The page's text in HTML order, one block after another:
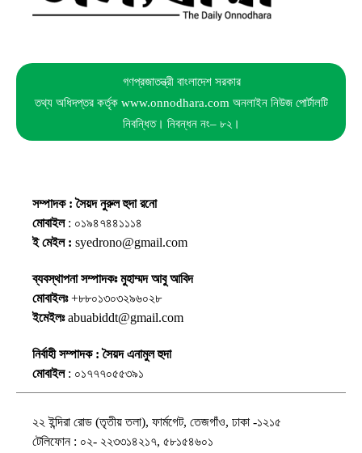
গণপ্রজাতন্ত্রী বাংলাদেশ সরকার
তথ্য অধিদপ্তর কর্তৃক www.onnodhara.com অনলাইন নিউজ পোর্টালটি
নিবন্ধিত। নিবন্ধন নং– ৮২।
সম্পাদক : সৈয়দ নুরুল হুদা রনো
মোবাইল: ০১৯৪৭৪৪১১১৪
ই মেইল : syedrono@gmail.com
ব্যবস্থাপনা সম্পাদকঃ মুহাম্মদ আবু আবিদ
মোবাইলঃ+৮৮০১৩০৩২৯৬০২৮
ইমেইলঃabuabiddt@gmail.com
নির্বাহী সম্পাদক : সৈয়দ এনামুল হুদা
মোবাইল: ০১৭৭৭০৫৫৩৯১
২২ ইন্দিরা রোড (তৃতীয় তলা), ফার্মগেট, তেজগাঁও, ঢাকা -১২১৫
টেলিফোন : ০২- ২২৩৩১৪২১৭, ৫৮১৫৪৬০১